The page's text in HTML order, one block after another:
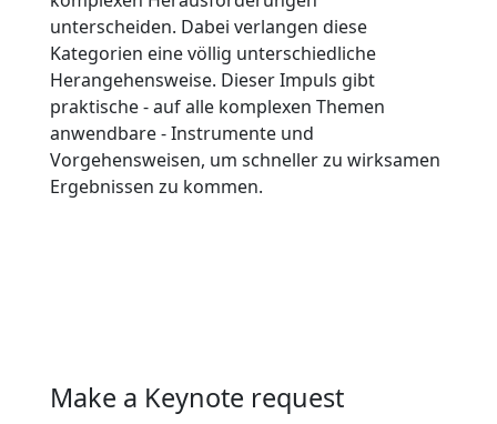
unterscheiden. Dabei verlangen diese
Kategorien eine völlig unterschiedliche
Herangehensweise. Dieser Impuls gibt
praktische - auf alle komplexen Themen
anwendbare - Instrumente und
Vorgehensweisen, um schneller zu wirksamen
Ergebnissen zu kommen.
Make a Keynote request